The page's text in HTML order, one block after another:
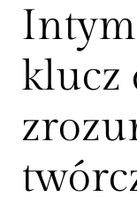
klucz